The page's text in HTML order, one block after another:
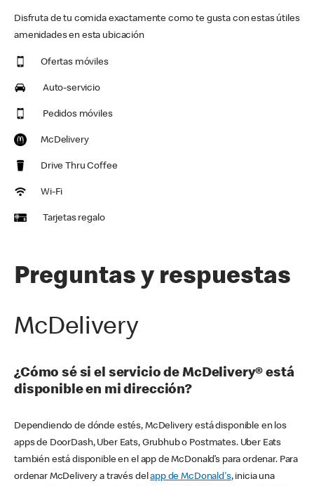
Disfruta de tu comida exactamente como te gusta con estas útiles
amenidades en esta ubicación
Ofertas móviles
Auto-servicio
Pedidos móviles
McDelivery
Drive Thru Coffee
Wi-Fi
Tarjetas regalo
Preguntas y respuestas
McDelivery
¿Cómo sé si el servicio de McDelivery® está
disponible en mi dirección?
Dependiendo de dónde estés, McDelivery está disponible en los
apps de DoorDash, Uber Eats, Grubhub o Postmates. Uber Eats
también está disponible en el app de McDonald’s para ordenar. Para
ordenar McDelivery a través delapp de McDonald's, inicia una